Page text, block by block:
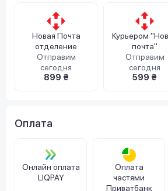
Новая Почта
отделение
Отправим
сегодня
899 ₴
Курьером
почта"
Отправим
сегодня
599 ₴
Оплата
Онлайн оплата
LIQPAY
Оплата
частями
Приватбанк